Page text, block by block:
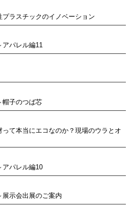
ラスチックのイノベーション
アパレル編11
帽子のつば芯
て本当にエコなのか？現場のウラとオ
アパレル編10
示会出展のご案内